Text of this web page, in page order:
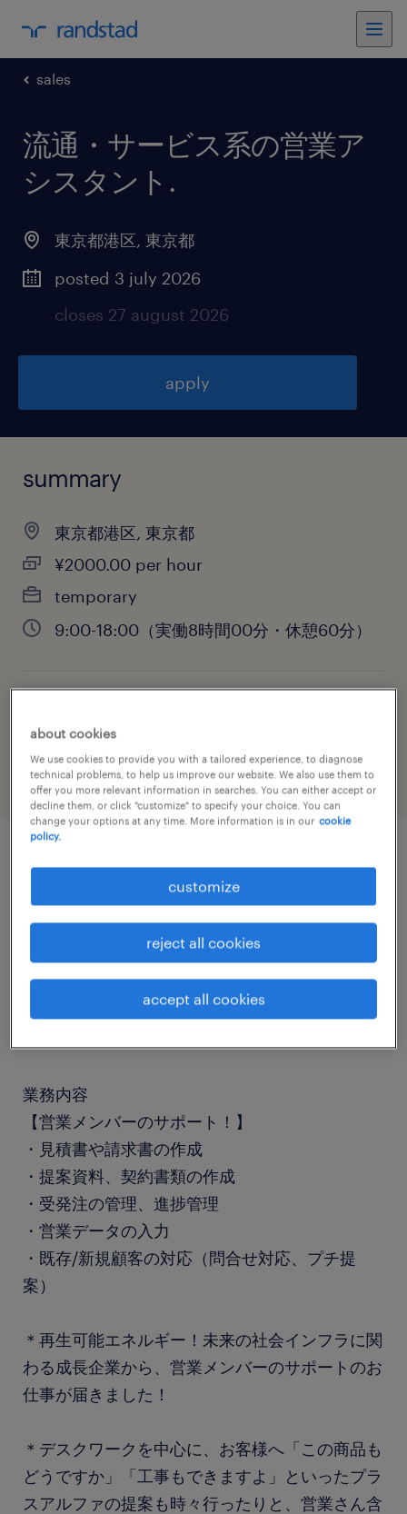
sales
流通・サービス系の営業ア
シスタント .
東京都港区, 東京都
posted 3 july 2026
closes 27 august 2026
apply
summary
東京都港区, 東京都
¥2000.00 per hour
temporary
9:00-18:00（実働8時間00分・休憩60分）
sales
job details
職種
営業アシスタント
勤務期間
業務内容
【営業メンバーのサポート！】
・見積書や請求書の作成
・提案資料、契約書類の作成
・受発注の管理、進捗管理
・営業データの入力
・既存/新規顧客の対応（問合せ対応、プチ提
案）
＊再生可能エネルギー！未来の社会インフラに関
わる成長企業から、営業メンバーのサポートのお
仕事が届きました！
＊デスクワークを中心に、お客様へ「この商品も
どうですか」「工事もできますよ」といったプラ
スアルファの提案も時々行ったりと、営業さん含
about cookies
We use cookies to provide you with a tailored experience, to diagnose
technical problems, to help us improve our website. We also use them to
offer you more relevant information in searches. You can either accept or
decline them, or click "customize" to specify your choice. You can
change your options at any time. More information is in our cookie
policy.
customize
reject all cookies
accept all cookies